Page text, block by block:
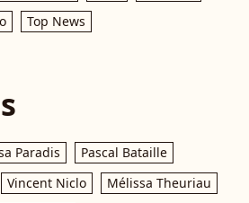
Top News
Paradis
Pascal Bataille
Vincent Niclo
Mélissa Theuriau